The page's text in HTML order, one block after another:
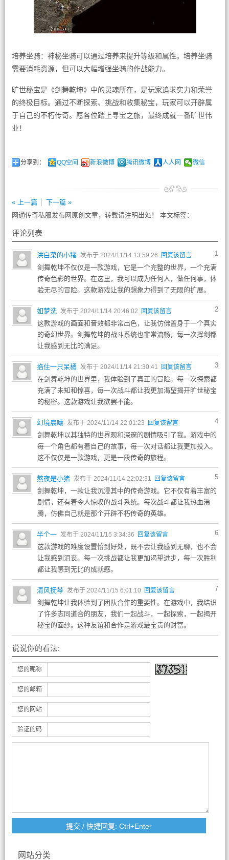
培养坐骑：神秘坐骑可以通过培养来提升等级和属性。培养坐骑
需要消耗资源，但可以大幅增强坐骑的作战能力。
旷世秘宝是《剑舞乾坤》中的灵魂所在，是玩家追求实力和荣誉
的终极目标。通过不断探索、挑战和收集秘宝，玩家可以开辟属
于自己的不朽传奇。愿各位踏上寻宝之旅，最终成就一番旷世伟
业！
分享到： QQ空间 新浪微博 腾讯微博 人人网 微信
« 上一篇
下一篇 »
网通传奇私服发布网原创文章，转载请注明出处！ 本文标签：
评论列表
1
洪白菜的小猪 发布于 2024/11/14 13:59:26 回复该留言
剑舞乾坤不仅仅是一款游戏，它是一个完整的世界，一个充满
传奇色彩的世界。在这里，我可以成为任何人，做任何事，体
验无尽的冒险。这款游戏让我的想象力得到了无限的扩展。
2
如梦洗 发布于 2024/11/14 20:46:02 回复该留言
这款游戏的画面和音效都非常出色，让我仿佛置身于一个真实
的奇幻世界。剑舞乾坤的战斗系统也非常流畅，每一次挥剑都
让我感到无比的满足。
3
掐住一只呆橘 发布于 2024/11/14 21:30:41 回复该留言
在剑舞乾坤的世界里，我体验到了真正的冒险。每一次探索都
充满了未知和惊喜，每一次战斗都让我更加渴望揭开旷世秘宝
的秘密。这款游戏让我欲罢不能。
4
幻境晨曦 发布于 2024/11/14 22:01:23 回复该留言
剑舞乾坤以其独特的世界观和深邃的剧情吸引了我。游戏中的
每一个角色都有着自己的故事，每一次对话都让我更加投入。
这不仅仅是一款游戏，更是一段传奇的旅程。
5
熬夜是小猪 发布于 2024/11/14 22:02:31 回复该留言
剑舞乾坤，一款让我沉浸其中的传奇游戏。它不仅有着丰富的
剧情，还有着令人惊叹的战斗系统。每次战斗都让我热血沸
腾，仿佛自己就是那个开辟不朽传奇的英雄。
6
半个一 发布于 2024/11/15 3:34:36 回复该留言
这款游戏的难度设置恰到好处，既不会让我感到无聊，也不会
让我感到沮丧。每一次挑战都让我更加渴望进步，每一次胜利
都让我感到无比的成就感。
7
清风抚琴 发布于 2024/11/15 6:01:10 回复该留言
剑舞乾坤让我体验到了团队合作的重要性。在游戏中，我结识
了许多志同道合的朋友，我们一起战斗，一起探索，一起揭开
秘宝的面纱。这种友谊和合作是游戏最宝贵的财富。
说说你的看法:
您的昵称
您的邮箱
您的网站
验证的码
网站分类